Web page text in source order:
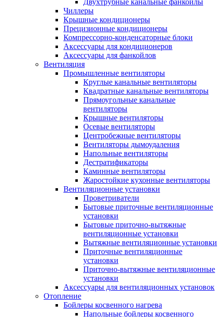
Двухтрубные канальные фанкойлы
Чиллеры
Крышные кондиционеры
Прецизионные кондиционеры
Компрессорно-конденсаторные блоки
Аксессуары для кондиционеров
Аксессуары для фанкойлов
Вентиляция
Промышленные вентиляторы
Круглые канальные вентиляторы
Квадратные канальные вентиляторы
Прямоугольные канальные
вентиляторы
Крышные вентиляторы
Осевые вентиляторы
Центробежные вентиляторы
Вентиляторы дымоудаления
Напольные вентиляторы
Дестратификаторы
Каминные вентиляторы
Жаростойкие кухонные вентиляторы
Вентиляционные установки
Проветриватели
Бытовые приточные вентиляционные
установки
Бытовые приточно-вытяжные
вентиляционные установки
Вытяжные вентиляционные установки
Приточные вентиляционные
установки
Приточно-вытяжные вентиляционные
установки
Аксессуары для вентиляционных установок
Отопление
Бойлеры косвенного нагрева
Напольные бойлеры косвенного